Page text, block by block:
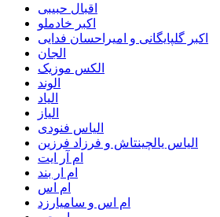
اقبال حبیبی
اکبر خادملو
اکبر گلپایگانی و امیراحسان فدایی
الجان
الکس موزیک
الوند
الیاد
الیاز
الیاس فنودی
الیاس یالچینتاش و فرزاد فرزین
ام آر ایت
ام‌ ار بند
ام اس
ام اس و سامیارزد